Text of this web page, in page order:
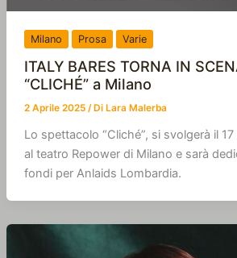
Milano Prosa Varie
ITALY BARES TORNA IN
“CLICHÉ” a Milano
2 Aprile 2025 / Di Lara Malerba
Lo spettacolo “Cliché”, si svolgerà il
al teatro Repower di Milano e sarà
fondi per Anlaids Lombardia.